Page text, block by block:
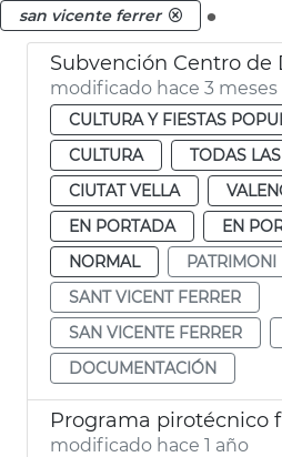
san vicente ferrer
modificado hace 3 meses
CULTURA Y FIESTAS
CULTURA
TODAS
CIUTAT VELLA
EN PORTADA
EN
NORMAL
PATRIMONI
SANT VICENT FERRER
SAN VICENTE FERRER
DOCUMENTACIÓN
modificado hace 1 año